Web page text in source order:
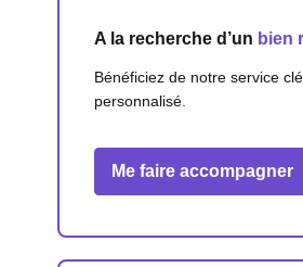
A la recherche d’un bien
Bénéficiez de notre service
personnalisé.
Me faire accompagner